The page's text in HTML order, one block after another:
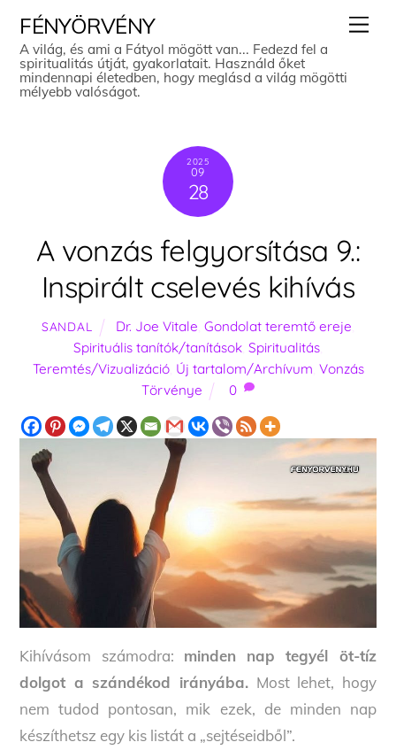
content
FÉNYÖRVÉNY
A világ, és ami a Fátyol mögött van... Fedezd fel a
spiritualitás útját, gyakorlatait. Használd őket
mindennapi életedben, hogy meglásd a világ mögötti
mélyebb valóságot.
2025
09
28
A vonzás felgyorsítása 9.:
Inspirált cselevés kihívás
SANDAL Dr. Joe Vitale Gondolat teremtő ereje
Spirituális tanítók/tanítások Spiritualitás
Teremtés/Vizualizáció, Új tartalom/Archívum Vonzás
Törvénye
0
Kihívásom számodra: minden nap tegyél öt-tíz
dolgot a szándékod irányába. Most lehet, hogy
nem tudod pontosan, mik ezek, de minden nap
készíthetsz egy kis listát a „sejtéseidből”.